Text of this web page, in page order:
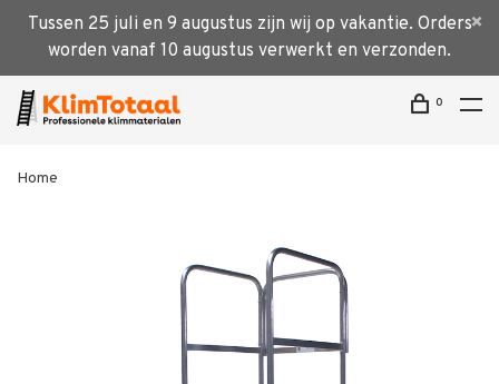
Tussen 25 juli en 9 augustus zijn wij op vakantie. Orders
worden vanaf 10 augustus verwerkt en verzonden.
0
Home